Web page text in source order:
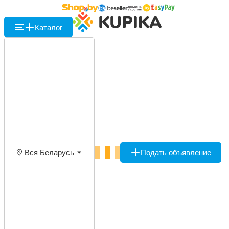
Каталог
Вся Беларусь Подать объявление